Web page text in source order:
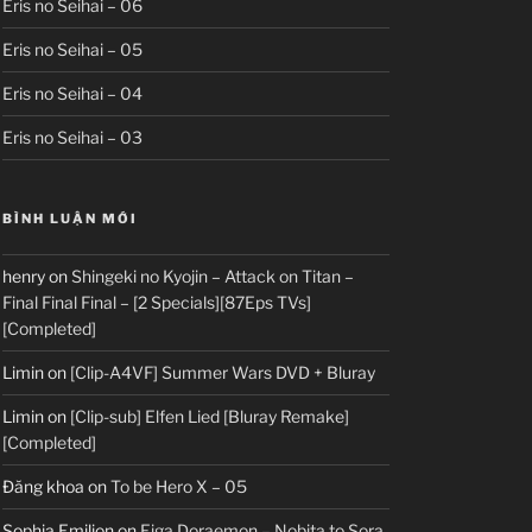
Eris no Seihai – 06
Eris no Seihai – 05
Eris no Seihai – 04
Eris no Seihai – 03
BÌNH LUẬN MỚI
henryonShingeki no Kyojin – Attack on Titan –
Final Final Final – [2 Specials][87Eps TVs]
[Completed]
Liminon [Clip-A4VF] Summer Wars DVD + Bluray
Liminon [Clip-sub] Elfen Lied [Bluray Remake]
[Completed]
Đăng khoa onTo be Hero X – 05